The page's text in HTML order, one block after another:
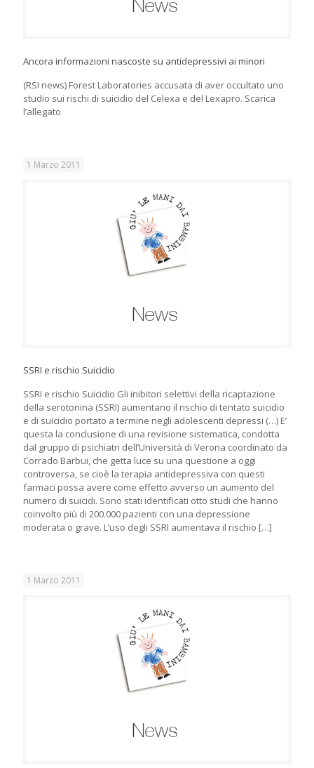
Ancora informazioni nascoste su antidepressivi ai minori
(RSI news) Forest Laboratories accusata di aver occultato uno
studio sui rischi di suicidio del Celexa e del Lexapro. Scarica
l’allegato
1 Marzo 2011
SSRI e rischio Suicidio
SSRI e rischio Suicidio Gli inibitori selettivi della ricaptazione
della serotonina (SSRI) aumentano il rischio di tentato suicidio
e di suicidio portato a termine negli adolescenti depressi (…) E’
questa la conclusione di una revisione sistematica, condotta
dal gruppo di psichiatri dell’Università di Verona coordinato da
Corrado Barbui, che getta luce su una questione a oggi
controversa, se cioè la terapia antidepressiva con questi
farmaci possa avere come effetto avverso un aumento del
numero di suicidi. Sono stati identificati otto studi che hanno
coinvolto più di 200.000 pazienti con una depressione
moderata o grave. L’uso degli SSRI aumentava il rischio […]
1 Marzo 2011